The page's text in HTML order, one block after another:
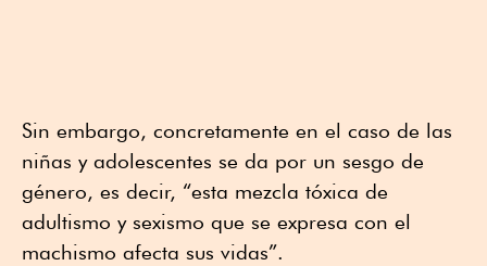
Sin embargo, concretamente en el caso de las
niñas y adolescentes se da por un sesgo de
género, es decir, “esta mezcla tóxica de
adultismo y sexismo que se expresa con el
machismo afecta sus vidas”.